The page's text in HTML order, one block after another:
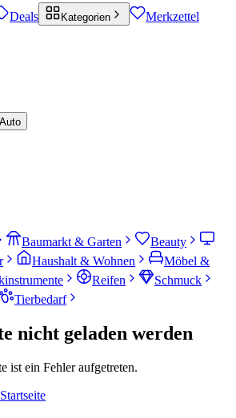
Deals Kategorien Merkzettel
Auto
Baumarkt & Garten
Beauty
Haushalt & Wohnen
Möbel &
Reifen
Schmuck
Tierbedarf
nicht geladen werden
ist ein Fehler aufgetreten.